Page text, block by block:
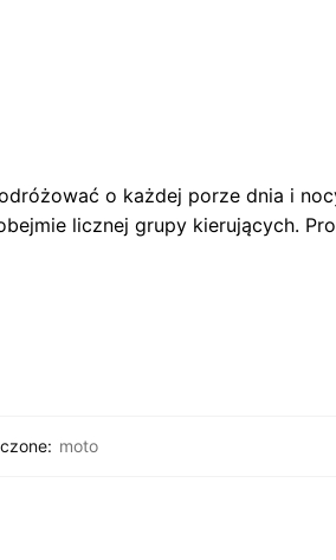
o każdej porze dnia i
licznej grupy kierujących.
moto